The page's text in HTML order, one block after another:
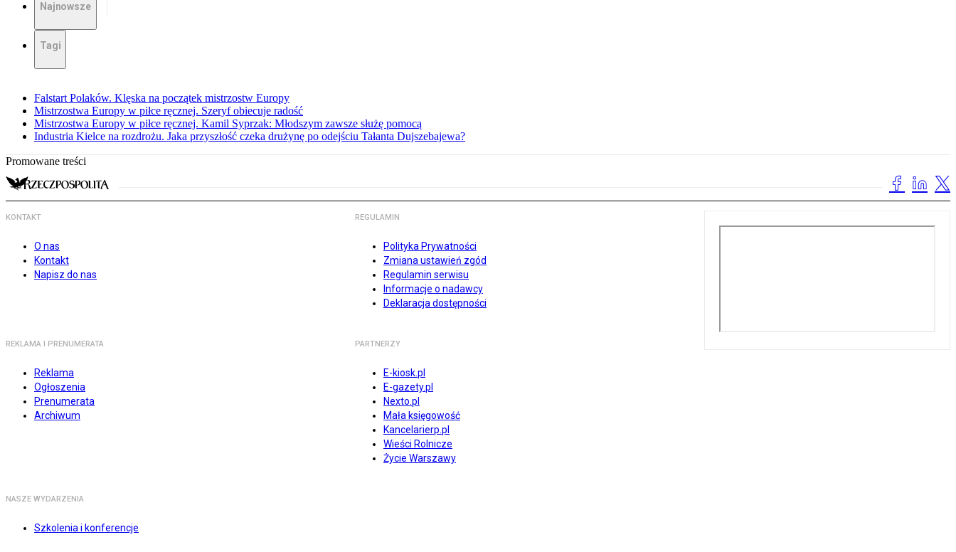
Najnowsze
Tagi
Falstart Polaków. Klęska na początek mistrzostw Europy
Mistrzostwa Europy w piłce ręcznej. Szeryf obiecuje radość
Mistrzostwa Europy w piłce ręcznej. Kamil Syprzak: Młodszym zawsze służę pomocą
Industria Kielce na rozdrożu. Jaka przyszłość czeka drużynę po odejściu Tałanta Dujszebajewa?
Promowane treści
KONTAKT
O nas
Kontakt
Napisz do nas
REGULAMIN
Polityka Prywatności
Zmiana ustawień zgód
Regulamin serwisu
Informacje o nadawcy
Deklaracja dostępności
REKLAMA I PRENUMERATA
Reklama
Ogłoszenia
Prenumerata
Archiwum
PARTNERZY
E-kiosk.pl
E-gazety.pl
Nexto.pl
Mała księgowość
Kancelarierp.pl
Wieści Rolnicze
Życie Warszawy
NASZE WYDARZENIA
Szkolenia i konferencje